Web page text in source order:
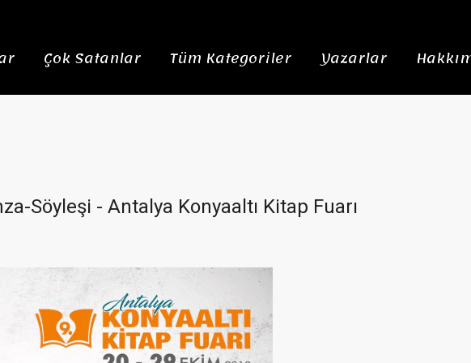
Çok Satanlar Tüm Kategoriler Yazarlar
Söyleşi - Antalya Konyaaltı Kitap Fuarı